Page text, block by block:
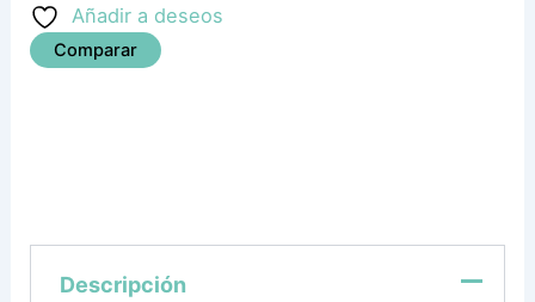
Añadir a deseos
Comparar
Descripción